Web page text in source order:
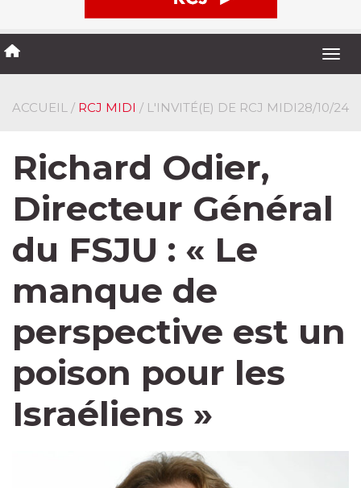
ACCUEIL / RCJ MIDI / L'INVITÉ(E) DE RCJ MIDI28/10/24
Richard Odier,
Directeur Général
du FSJU : « Le
manque de
perspective est un
poison pour les
Israéliens »